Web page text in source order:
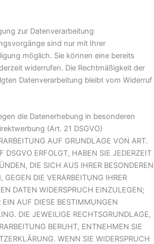
zur Datenverarbeitung
sind nur mit Ihrer
möglich. Sie können eine bereits
widerrufen. Die Rechtmäßigkeit der
Datenverarbeitung bleibt vom Widerruf
die Datenerhebung in besonderen
(Art. 21 DSGVO)
AUF GRUNDLAGE VON ART.
DSGVO ERFOLGT, HABEN SIE JEDERZEIT
DIE SICH AUS IHRER BESONDEREN
GEGEN DIE VERARBEITUNG IHRER
DATEN WIDERSPRUCH EINZULEGEN;
AUF DIESE BESTIMMUNGEN
DIE JEWEILIGE RECHTSGRUNDLAGE,
BERUHT, ENTNEHMEN SIE
WENN SIE WIDERSPRUCH